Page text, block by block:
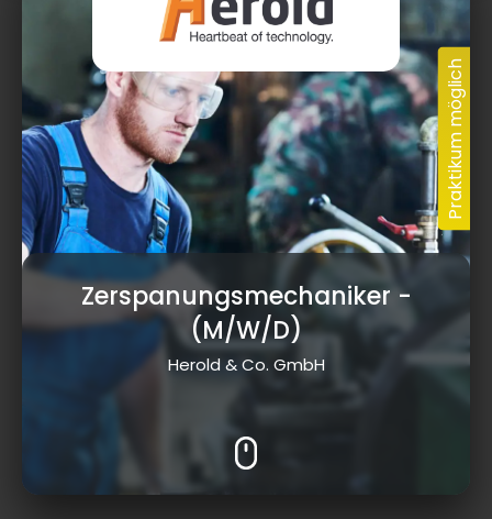
Zerspanungsmechaniker -
(M/W/D)
Herold & Co. GmbH